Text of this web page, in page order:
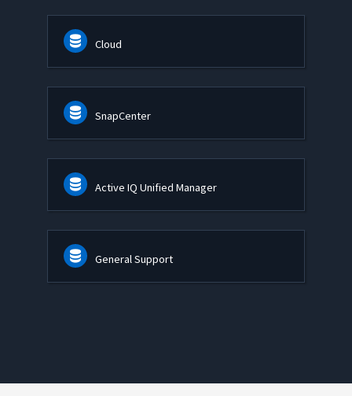
Cloud
SnapCenter
Active IQ Unified Manager
General Support